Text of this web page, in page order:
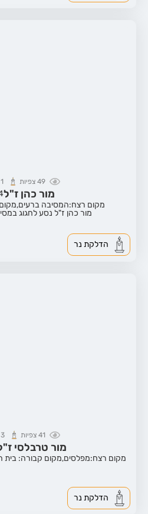
49 צפיות 1
מור כהן ז"ל
מקום רצח:המסיבה ברעים,
מור כהן ז"ל נסע לחגוג
הדלקת נר
41 צפיות 3
מור טרבלסי
מקום רצח:מפלסים,מקום קבורה: בית
הדלקת נר